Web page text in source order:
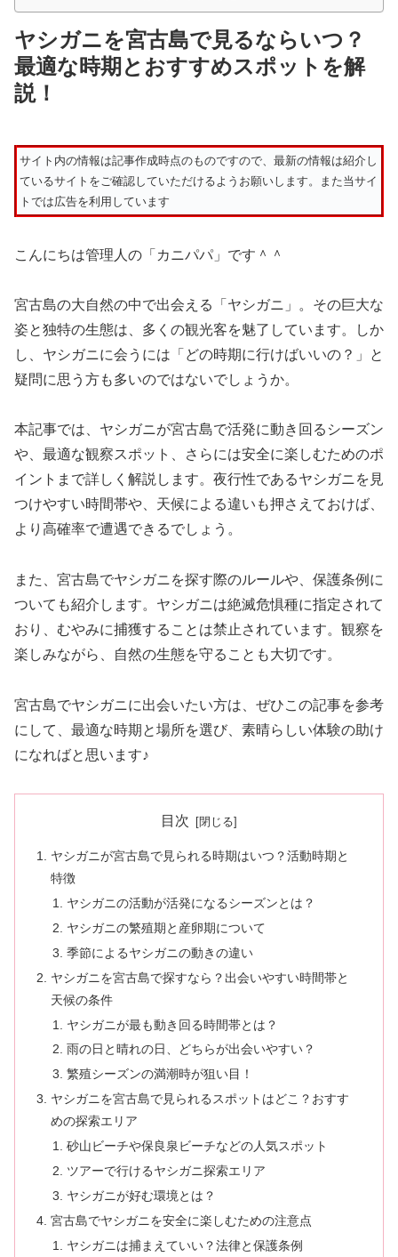
ヤシガニを宮古島で見るならいつ？
最適な時期とおすすめスポットを解
説！
サイト内の情報は記事作成時点のものですので、最新の情報は紹介し
ているサイトをご確認していただけるようお願いします。また当サイ
トでは広告を利用しています
こんにちは管理人の「カニパパ」です＾＾
宮古島の大自然の中で出会える「ヤシガニ」。その巨大な
姿と独特の生態は、多くの観光客を魅了しています。しか
し、ヤシガニに会うには「どの時期に行けばいいの？」と
疑問に思う方も多いのではないでしょうか。
本記事では、ヤシガニが宮古島で活発に動き回るシーズン
や、最適な観察スポット、さらには安全に楽しむためのポ
イントまで詳しく解説します。夜行性であるヤシガニを見
つけやすい時間帯や、天候による違いも押さえておけば、
より高確率で遭遇できるでしょう。
また、宮古島でヤシガニを探す際のルールや、保護条例に
ついても紹介します。ヤシガニは絶滅危惧種に指定されて
おり、むやみに捕獲することは禁止されています。観察を
楽しみながら、自然の生態を守ることも大切です。
宮古島でヤシガニに出会いたい方は、ぜひこの記事を参考
にして、最適な時期と場所を選び、素晴らしい体験の助け
になればと思います♪
目次
ヤシガニが宮古島で見られる時期はいつ？活動時期と
特徴
ヤシガニの活動が活発になるシーズンとは？
ヤシガニの繁殖期と産卵期について
季節によるヤシガニの動きの違い
ヤシガニを宮古島で探すなら？出会いやすい時間帯と
天候の条件
ヤシガニが最も動き回る時間帯とは？
雨の日と晴れの日、どちらが出会いやすい？
繁殖シーズンの満潮時が狙い目！
ヤシガニを宮古島で見られるスポットはどこ？おすす
めの探索エリア
砂山ビーチや保良泉ビーチなどの人気スポット
ツアーで行けるヤシガニ探索エリア
ヤシガニが好む環境とは？
宮古島でヤシガニを安全に楽しむための注意点
ヤシガニは捕まえていい？法律と保護条例